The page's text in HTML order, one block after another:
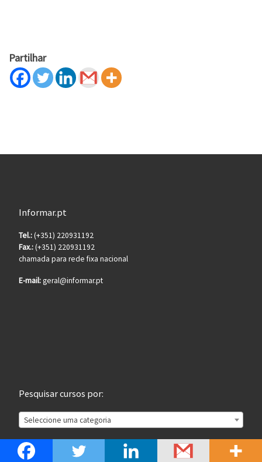
Partilhar
Informar.pt
Tel.:(+351) 220931192
Fax.:(+351) 220931192
chamada para rede fixa nacional
E-mail:geral@informar.pt
Pesquisar cursos por:
Seleccione uma categoria